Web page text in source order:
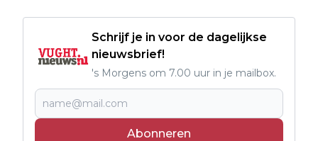
Schrijf je in voor de dagelijkse
nieuwsbrief!
's Morgens om 7.00 uur in je mailbox.
Abonneren